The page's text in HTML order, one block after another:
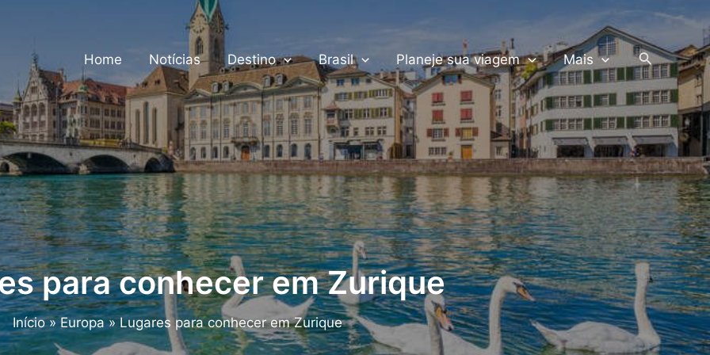
Home Notícias Destino Brasil Planeje sua viagem Mais Pesquisar
para conhecer em Zurique
Início Europa Lugares para conhecer em Zurique